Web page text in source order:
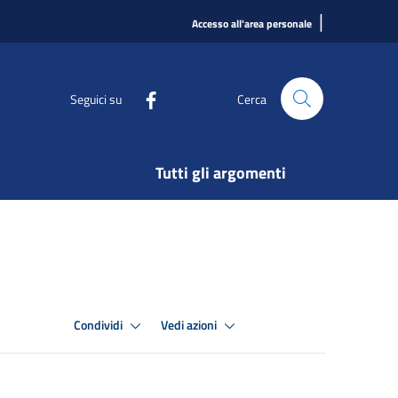
Accesso all'area personale |
Seguici su Cerca
Tutti gli argomenti
Condividi Vedi azioni